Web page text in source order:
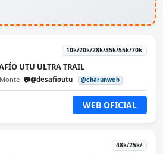
10k/20k/28k/35k/55k/70k
UTU ULTRA TRAIL
📷@desafioutu @cbarunweb
WEB OFICIAL
48k/25k/